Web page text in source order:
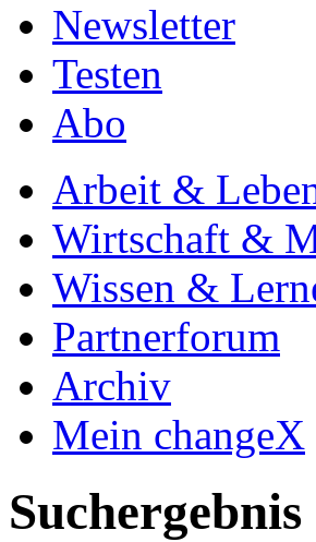
Newsletter
Testen
Abo
Arbeit &
Wirtschaft &
Wissen &
Partnerforum
Archiv
Mein changeX
Suchergebnis